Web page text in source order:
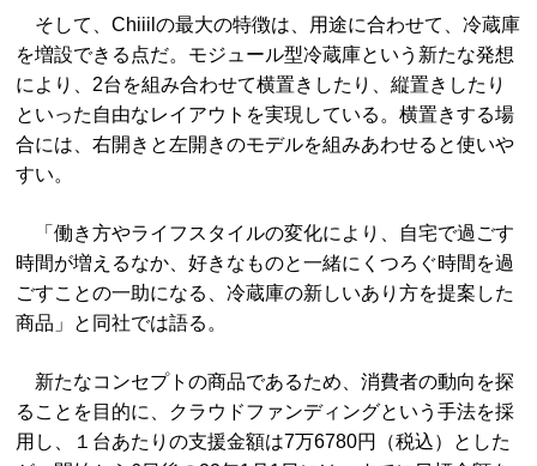
そして、Chiiilの最大の特徴は、用途に合わせて、冷蔵庫
を増設できる点だ。モジュール型冷蔵庫という新たな発想
により、2台を組み合わせて横置きしたり、縦置きしたり
といった自由なレイアウトを実現している。横置きする場
合には、右開きと左開きのモデルを組みあわせると使いや
すい。
「働き方やライフスタイルの変化により、自宅で過ごす
時間が増えるなか、好きなものと一緒にくつろぐ時間を過
ごすことの一助になる、冷蔵庫の新しいあり方を提案した
商品」と同社では語る。
新たなコンセプトの商品であるため、消費者の動向を探
ることを目的に、クラウドファンディングという手法を採
用し、１台あたりの支援金額は7万6780円（税込）とした